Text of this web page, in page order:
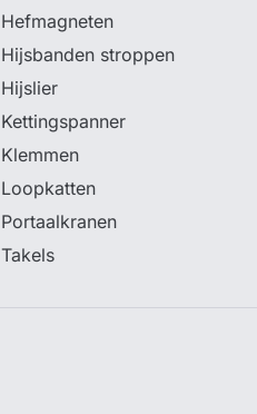
Hefmagneten
Hijsbanden stroppen
Hijslier
Kettingspanner
Klemmen
Loopkatten
Portaalkranen
Takels